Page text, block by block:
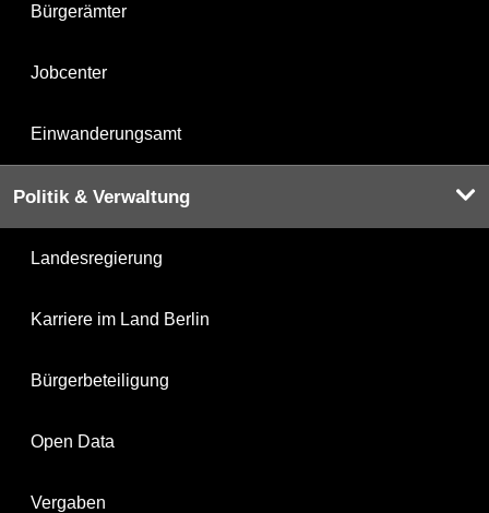
Bürgerämter
Jobcenter
Einwanderungsamt
Politik & Verwaltung
Landesregierung
Karriere im Land Berlin
Bürgerbeteiligung
Open Data
Vergaben